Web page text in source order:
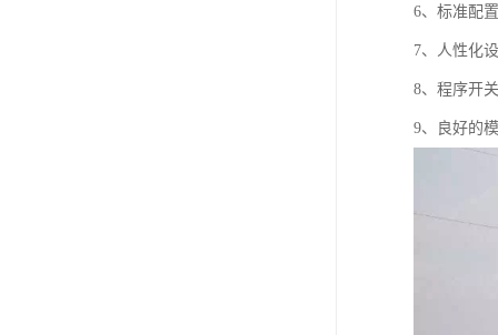
6、标准配
7、人性化
8、程序开
9、良好的